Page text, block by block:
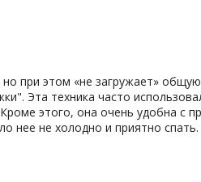
при этом «не загружает»
Эта техника часто
этого, она очень удобна
нее не холодно и приятно